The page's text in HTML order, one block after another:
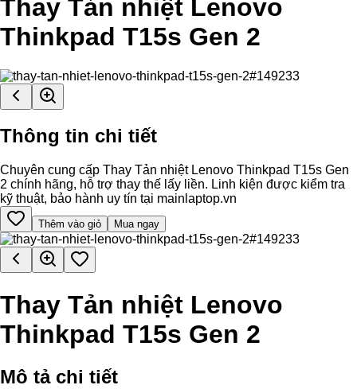
Thay Tản nhiệt Lenovo
Thinkpad T15s Gen 2
Thông tin chi tiết
Chuyên cung cấp Thay Tản nhiệt Lenovo Thinkpad T15s Gen
2 chính hãng, hỗ trợ thay thế lấy liền. Linh kiện được kiểm tra
kỹ thuật, bảo hành uy tín tại mainlaptop.vn
Thêm vào giỏ Mua ngay
Thay Tản nhiệt Lenovo
Thinkpad T15s Gen 2
Mô tả chi tiết